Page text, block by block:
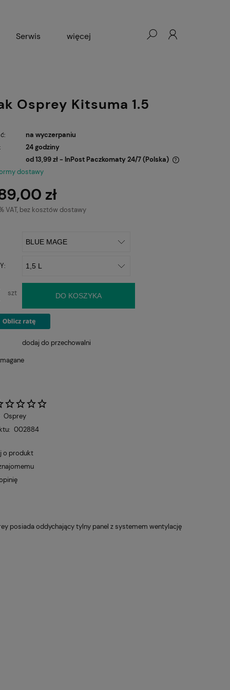
Serwis więcej
Osprey Kitsuma 1.5
na wyczerpaniu
24 godziny
od 13,99 zł - InPost Paczkomaty 24/7 (Polska)
płatności
dostawy
zł
VAT, bez kosztów dostawy
szt DO KOSZYKA
dodaj do przechowalni
Osprey
002884
o produkt
posiada oddychający tylny panel z systemem wentylację